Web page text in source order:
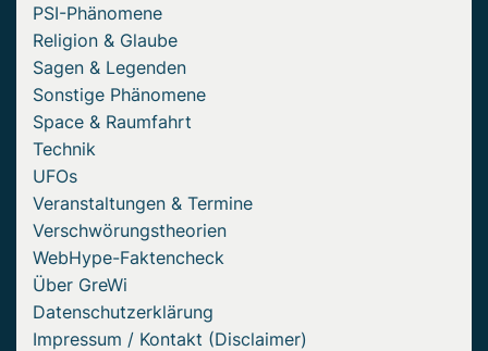
PSI-Phänomene
Religion & Glaube
Sagen & Legenden
Sonstige Phänomene
Space & Raumfahrt
Technik
UFOs
Veranstaltungen & Termine
Verschwörungstheorien
WebHype-Faktencheck
Über GreWi
Datenschutzerklärung
Impressum / Kontakt (Disclaimer)